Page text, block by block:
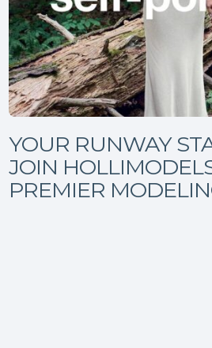
YOUR RUNWAY
JOIN
PREMIER